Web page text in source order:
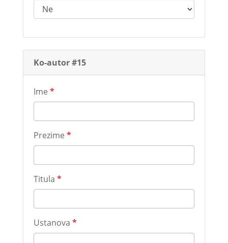
Ko-autor #15
Ime *
Prezime *
Titula *
Ustanova *